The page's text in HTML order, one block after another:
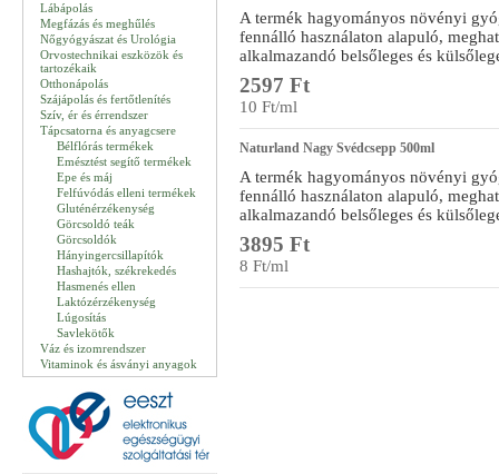
Lábápolás
Megfázás és meghűlés
Nőgyógyászat és Urológia
Orvostechnikai eszközök és
tartozékaik
Otthonápolás
Szájápolás és fertőtlenítés
Szív, ér és érrendszer
Tápcsatorna és anyagcsere
Bélflórás termékek
Emésztést segítő termékek
Epe és máj
Felfúvódás elleni termékek
Gluténérzékenység
Görcsoldó teák
Görcsoldók
Hányingercsillapítók
Hashajtók, székrekedés
Hasmenés ellen
Laktózérzékenység
Lúgosítás
Savlekötők
Váz és izomrendszer
Vitaminok és ásványi anyagok
A termék hagyományos növényi
fennálló használaton alapuló,
alkalmazandó belsőleges és
2597 Ft
10 Ft/ml
Naturland Nagy Svédcsepp 500ml
A termék hagyományos növényi
fennálló használaton alapuló,
alkalmazandó belsőleges és
3895 Ft
8 Ft/ml